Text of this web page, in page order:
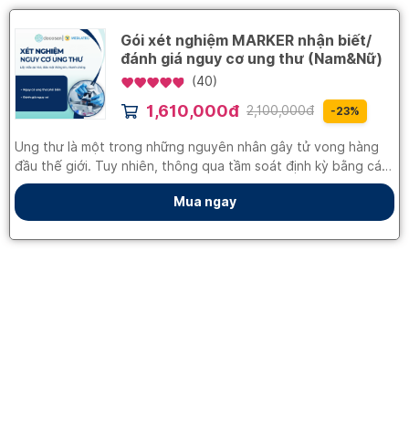
Gói xét nghiệm MARKER nhận biết/
đánh giá nguy cơ ung thư (Nam&Nữ)
(40)
1,610,000đ 2,100,000đ -23%
Ung thư là một trong những nguyên nhân gây tử vong hàng
đầu thế giới. Tuy nhiên, thông qua tầm soát định kỳ bằng các
xét nghiệm marker ung thư có vai trò rất quan trọng trong
việc điều trị, giúp giảm số lượng người tử vong do ung
thư.Marker ung thư hay các chất chỉ điểm khối u của một cơ
thể là những phân tử xuất hiện và thay đổi nồng độ trong cơ
Mua ngay